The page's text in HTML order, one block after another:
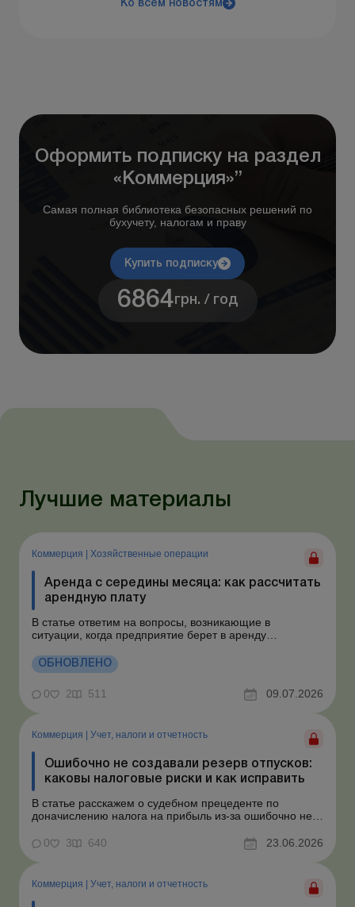
Ко всем новостям
Оформить подписку на раздел
«Коммерция»”
Самая полная библиотека безопасных решений по
бухучету, налогам и праву
Купить подписку
6864грн. / год
Лучшие материалы
Коммерция | Хозяйственные операции
Аренда с середины месяца: как рассчитать
арендную плату
В статье ответим на вопросы, возникающие в
ситуации, когда предприятие берет в аренду
действовать с середины месяца. Предприятие
арендует у физлица автомобиль с 15.07.2026.
Согласно условиям договора арендная плата
составляет 4 000 грн в месяц. Возн...
ОБНОВЛЕНО
0 2 511 09.07.2026
Коммерция Учет, налоги и отчетность
Ошибочно не создавали резерв отпусков:
каковы налоговые риски и как исправить
В статье расскажем о судебном прецеденте по
доначислению налога на прибыль из-за ошибочно не
рекомендации, как минимизировать налоговые риски.
Проблемные расходы: налоговые риски и судебная
практика Понимаем ваши волнения в связи с
ошибочным несоздан...
0 3 640 23.06.2026
Коммерция Учет, налоги и отчетность